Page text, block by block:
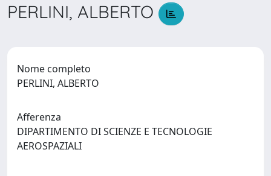
PERLINI, ALBERTO
Nome completo
PERLINI, ALBERTO
Afferenza
DIPARTIMENTO DI SCIENZE E TECNOLOGIE
AEROSPAZIALI